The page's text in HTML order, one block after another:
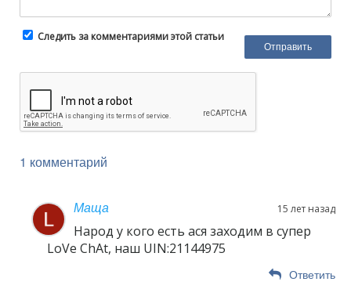
Следить за комментариями этой статьи
1 комментарий
Маща 15 лет назад
Народ у кого есть ася заходим в супер
LoVe ChAt, наш UIN:21144975
Ответить